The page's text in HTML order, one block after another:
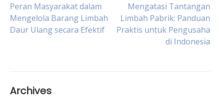
Post
navigation
Peran Masyarakat dalam
Mengelola Barang Limbah
Daur Ulang secara Efektif
Mengatasi Tantangan
Limbah Pabrik: Panduan
Praktis untuk Pengusaha
di Indonesia
Archives